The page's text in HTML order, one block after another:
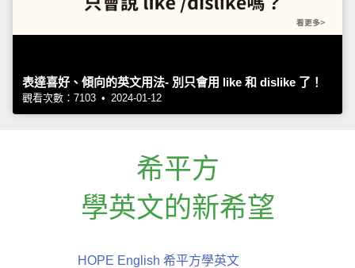
表達喜好、傾向的英文用法- 別只會用 like 和 dislike 了！
觀看次數：7103 • 2024-01-12
希平方
學英文的新希望
HOPE English 希平方學英文